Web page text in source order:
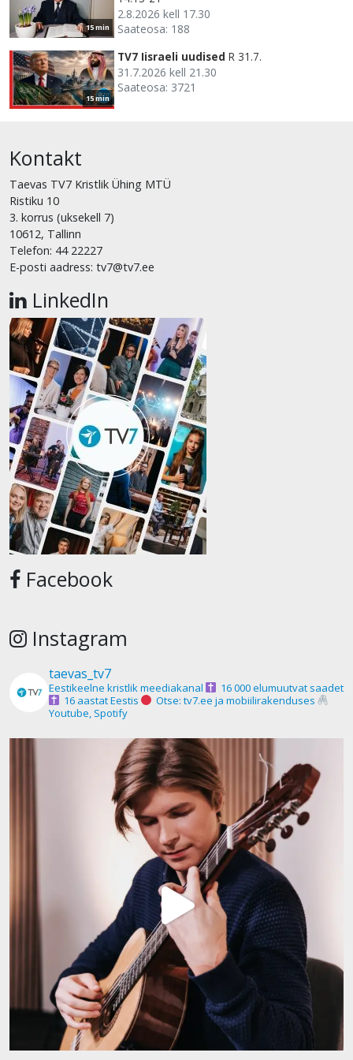
15 min
2.8.2026 kell 17.30
Saateosa: 188
15 min
TV7 Iisraeli uudised R 31.7.
31.7.2026 kell 21.30
Saateosa: 3721
Kontakt
Taevas TV7 Kristlik Ühing MTÜ
Ristiku 10
3. korrus (uksekell 7)
10612, Tallinn
Telefon: 44 22227
E-posti aadress: tv7@tv7.ee
LinkedIn
Facebook
Instagram
taevas_tv7
Eestikeelne kristlik meediakanal
16 000 elumuutvat saadet
16 aastat Eestis
Otse: tv7.ee ja mobiilirakenduses
Youtube, Spotify